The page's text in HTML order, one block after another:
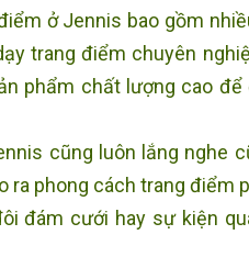
ở Jennis bao gồm
trang điểm chuyên
phẩm chất lượng cao
cũng luôn lắng nghe
ra phong cách trang điểm
đám cưới hay sự kiện